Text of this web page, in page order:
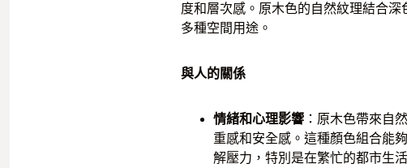
度和層次感。原木色的自然紋理結合
多種空間用途。
與人的關係
情緒和心理影響 ：原木色帶來自
重感和安全感。這種顏色組合能
解壓力，特別是在繁忙的都市生